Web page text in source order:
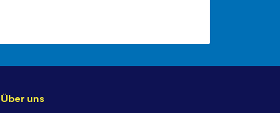
Über uns